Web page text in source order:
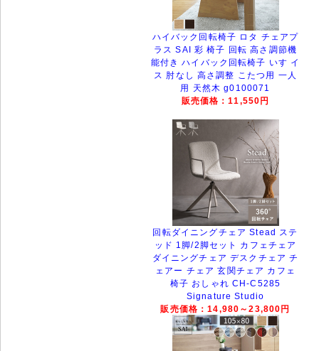
ハイバック回転椅子 ロタ チェアプ
ラス SAI 彩 椅子 回転 高さ調節機
能付き ハイバック回転椅子 いす イ
ス 肘なし 高さ調整 こたつ用 一人
用 天然木 g0100071
販売価格：11,550円
回転ダイニングチェア Stead ステ
ッド 1脚/2脚セット カフェチェア
ダイニングチェア デスクチェア チ
ェアー チェア 玄関チェア カフェ
椅子 おしゃれ CH-C5285
Signature Studio
販売価格：14,980～23,800円